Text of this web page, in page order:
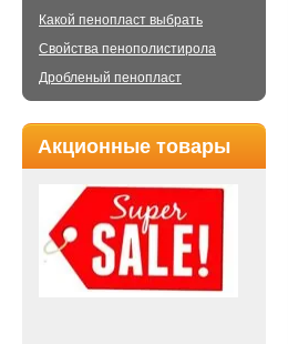
Какой пенопласт выбрать
Свойства пенополистирола
Дробленый пенопласт
Акционные товары